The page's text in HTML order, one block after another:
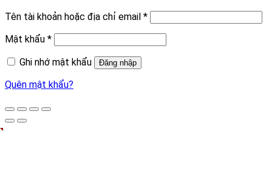
Tên tài khoản hoặc địa chỉ email *Bắt
Mật khẩu *Bắt
Ghi nhớ mật khẩu
Đăng nhập
Quên mật khẩu?